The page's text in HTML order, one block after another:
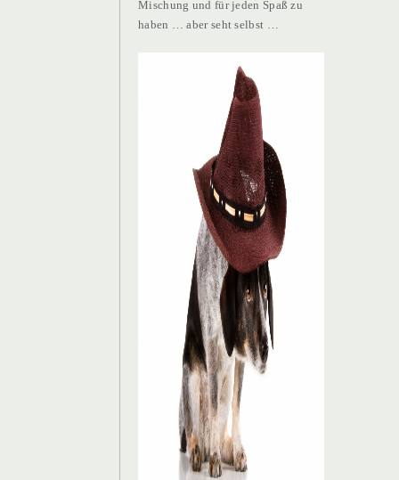
Mischung und für jeden Spaß zu
haben … aber seht selbst …